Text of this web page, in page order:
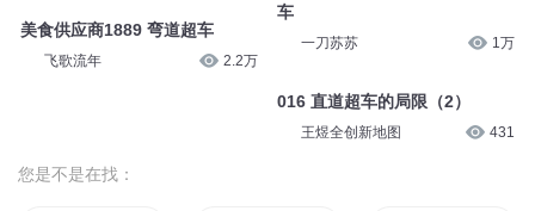
美食供应商1889 弯道超车
飞歌流年 2.2万
车
一刀苏苏 1万
016 直道超车的局限（2）
王煜全创新地图 431
您是不是在找：